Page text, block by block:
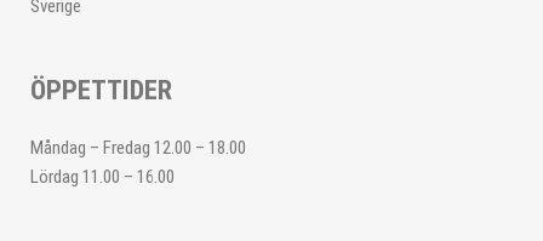
Sverige
ÖPPETTIDER
Måndag – Fredag 12.00 – 18.00
Lördag 11.00 – 16.00